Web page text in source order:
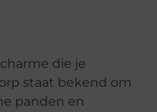
die je
staat bekend om
panden en